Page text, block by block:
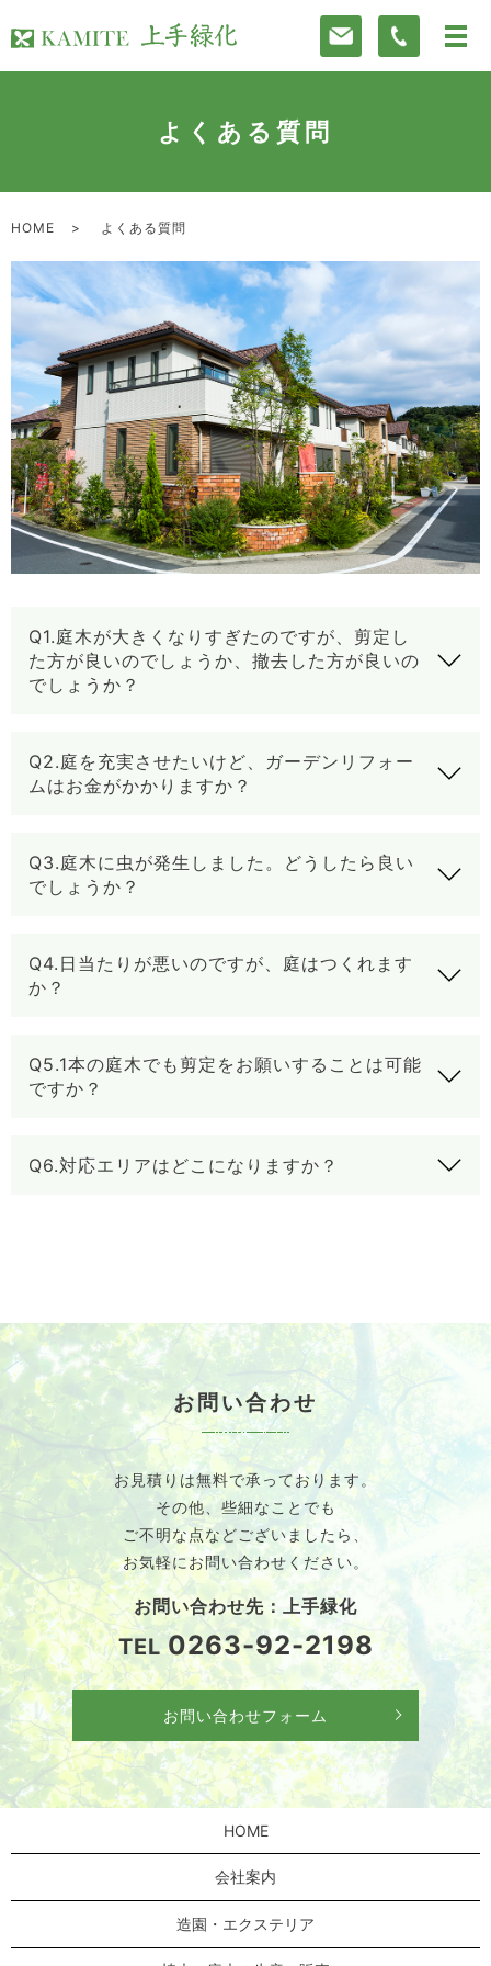
よくある質問
HOME よくある質問
Q1.庭木が大きくなりすぎたのですが、剪定し
た方が良いのでしょうか、撤去した方が良いの
でしょうか？
Q2.庭を充実させたいけど、ガーデンリフォー
ムはお金がかかりますか？
Q3.庭木に虫が発生しました。どうしたら良い
でしょうか？
Q4.日当たりが悪いのですが、庭はつくれます
か？
Q5.1本の庭木でも剪定をお願いすることは可能
ですか？
Q6.対応エリアはどこになりますか？
お問い合わせ
お見積りは無料で承っております。
その他、些細なことでも
ご不明な点などございましたら、
お気軽にお問い合わせください。
お問い合わせ先：上手緑化
TEL0263-92-2198
お問い合わせフォーム
HOME
会社案内
造園・エクステリア